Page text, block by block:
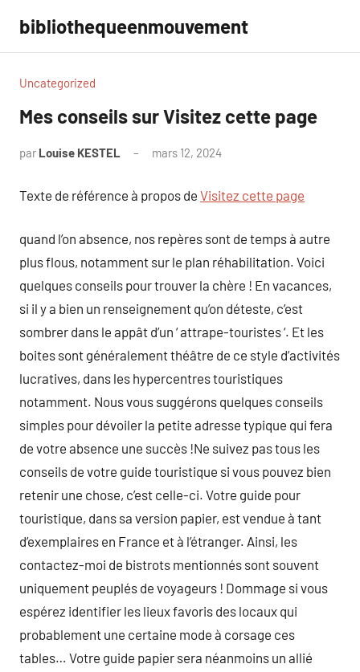
contenu
bibliothequeenmouvement
Uncategorized
Mes conseils sur Visitez cette page
par Louise KESTEL mars 12, 2024
Texte de référence à propos de Visitez cette page
quand l’on absence, nos repères sont de temps à autre
plus flous, notamment sur le plan réhabilitation. Voici
quelques conseils pour trouver la chère ! En vacances,
si il y a bien un renseignement qu’on déteste, c’est
sombrer dans le appât d’un ‘ attrape-touristes ‘. Et les
boites sont généralement théâtre de ce style d’activités
lucratives, dans les hypercentres touristiques
notamment. Nous vous suggérons quelques conseils
simples pour dévoiler la petite adresse typique qui fera
de votre absence une succès !Ne suivez pas tous les
conseils de votre guide touristique si vous pouvez bien
retenir une chose, c’est celle-ci. Votre guide pour
touristique, dans sa version papier, est vendue à tant
d’exemplaires en France et à l’étranger. Ainsi, les
contactez-moi de bistrots mentionnés sont souvent
uniquement peuplés de voyageurs ! Dommage si vous
espérez identifier les lieux favoris des locaux qui
probablement une certaine mode à corsage ces
tables… Votre guide papier sera néanmoins un allié